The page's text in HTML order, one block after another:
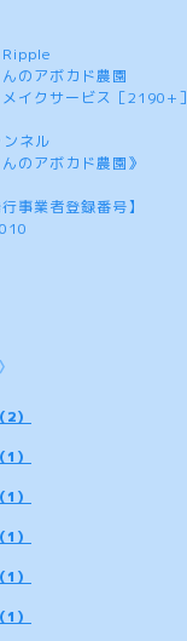
のアボカド農園
イクサービス［2190+］
ネル
のアボカド農園》
事業者登録番号】
）
）
）
）
）
）